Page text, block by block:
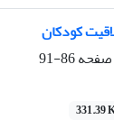
کودکان
86-91
331.39